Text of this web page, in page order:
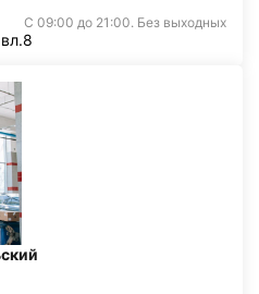
С 09:00 до 21:00. Без выходных